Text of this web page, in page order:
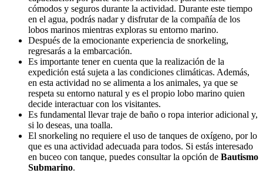
cómodos y seguros durante la actividad. Durante este tiempo
en el agua, podrás nadar y disfrutar de la compañía de los
lobos marinos mientras exploras su entorno marino.
Después de la emocionante experiencia de snorkeling,
regresarás a la embarcación.
Es importante tener en cuenta que la realización de la
expedición está sujeta a las condiciones climáticas. Además,
en esta actividad no se alimenta a los animales, ya que se
respeta su entorno natural y es el propio lobo marino quien
decide interactuar con los visitantes.
Es fundamental llevar traje de baño o ropa interior adicional y,
si lo deseas, una toalla.
El snorkeling no requiere el uso de tanques de oxígeno, por lo
que es una actividad adecuada para todos. Si estás interesado
en buceo con tanque, puedes consultar la opción de Bautismo
Submarino.